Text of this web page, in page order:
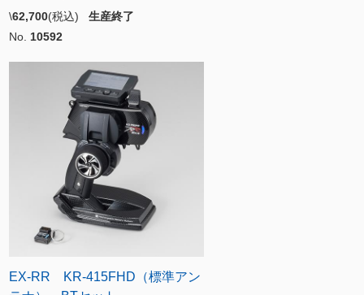
\62,700(税込) 生産終了
No. 10592
EX-RR KR-415FHD（標準アン